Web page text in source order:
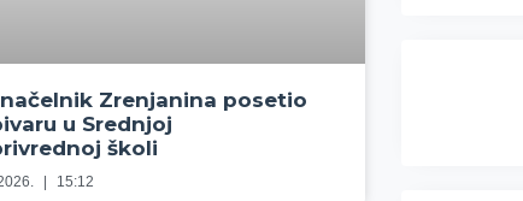
Zrenjanina posetio
u Srednjoj
školi
15:12